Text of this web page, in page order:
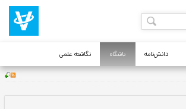
دانش‌نامه باشگاه نگاشته علمی